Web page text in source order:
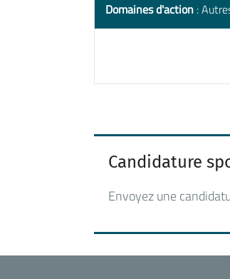
Domaines d'action :
Candidature
Envoyez une